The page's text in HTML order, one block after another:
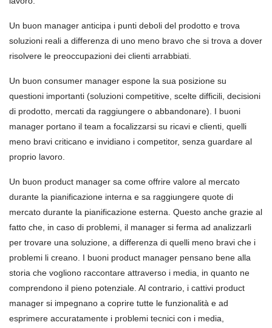
Un buon manager anticipa i punti deboli del prodotto e trova
soluzioni reali a differenza di uno meno bravo che si trova a dover
risolvere le preoccupazioni dei clienti arrabbiati.
Un buon consumer manager espone la sua posizione su
questioni importanti (soluzioni competitive, scelte difficili, decisioni
di prodotto, mercati da raggiungere o abbandonare). I buoni
manager portano il team a focalizzarsi su ricavi e clienti, quelli
meno bravi criticano e invidiano i competitor, senza guardare al
proprio lavoro.
Un buon product manager sa come offrire valore al mercato
durante la pianificazione interna e sa raggiungere quote di
mercato durante la pianificazione esterna. Questo anche grazie al
fatto che, in caso di problemi, il manager si ferma ad analizzarli
per trovare una soluzione, a differenza di quelli meno bravi che i
problemi li creano. I buoni product manager pensano bene alla
storia che vogliono raccontare attraverso i media , in quanto ne
comprendono il pieno potenziale. Al contrario, i cattivi product
manager si impegnano a coprire tutte le funzionalità e ad
esprimere accuratamente i problemi tecnici con i media,